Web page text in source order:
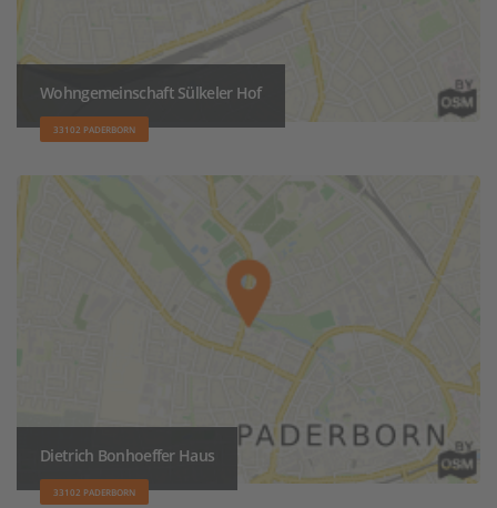
Wohngemeinschaft Sülkeler Hof
33102 PADERBORN
Dietrich Bonhoeffer Haus
33102 PADERBORN